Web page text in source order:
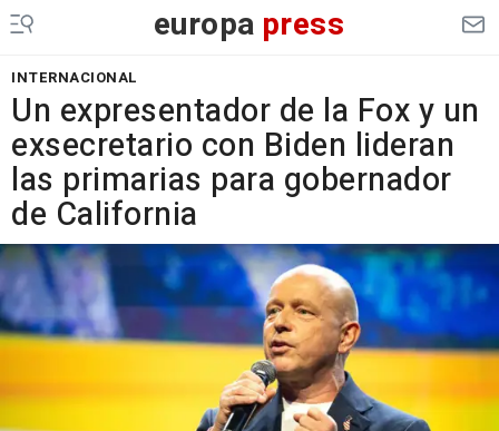
europa press
INTERNACIONAL
Un expresentador de la Fox y un
exsecretario con Biden lideran
las primarias para gobernador
de California